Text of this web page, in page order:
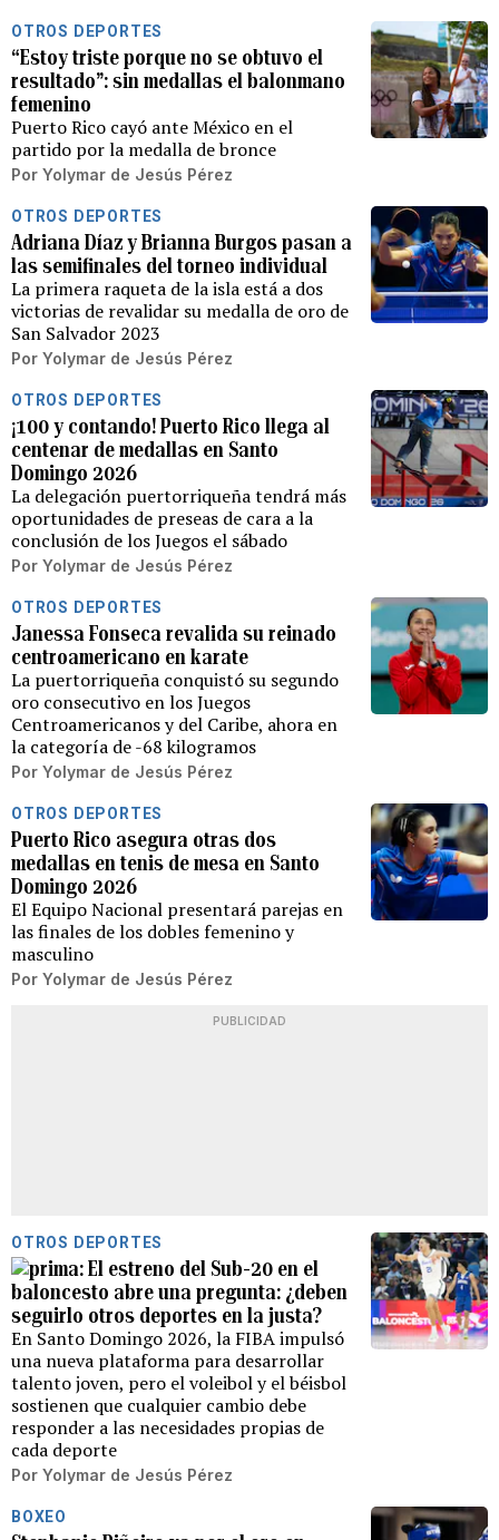
OTROS DEPORTES
“Estoy triste porque no se obtuvo el
resultado”: sin medallas el balonmano
femenino
Puerto Rico cayó ante México en el
partido por la medalla de bronce
Por Yolymar de Jesús Pérez
OTROS DEPORTES
Adriana Díaz y Brianna Burgos pasan a
las semifinales del torneo individual
La primera raqueta de la isla está a dos
victorias de revalidar su medalla de oro de
San Salvador 2023
Por Yolymar de Jesús Pérez
OTROS DEPORTES
¡100 y contando! Puerto Rico llega al
centenar de medallas en Santo
Domingo 2026
La delegación puertorriqueña tendrá más
oportunidades de preseas de cara a la
conclusión de los Juegos el sábado
Por Yolymar de Jesús Pérez
OTROS DEPORTES
Janessa Fonseca revalida su reinado
centroamericano en karate
La puertorriqueña conquistó su segundo
oro consecutivo en los Juegos
Centroamericanos y del Caribe, ahora en
la categoría de -68 kilogramos
Por Yolymar de Jesús Pérez
OTROS DEPORTES
Puerto Rico asegura otras dos
medallas en tenis de mesa en Santo
Domingo 2026
El Equipo Nacional presentará parejas en
las finales de los dobles femenino y
masculino
Por Yolymar de Jesús Pérez
PUBLICIDAD
OTROS DEPORTES
El estreno del Sub-20 en el
baloncesto abre una pregunta: ¿deben
seguirlo otros deportes en la justa?
En Santo Domingo 2026, la FIBA impulsó
una nueva plataforma para desarrollar
talento joven, pero el voleibol y el béisbol
sostienen que cualquier cambio debe
responder a las necesidades propias de
cada deporte
Por Yolymar de Jesús Pérez
BOXEO